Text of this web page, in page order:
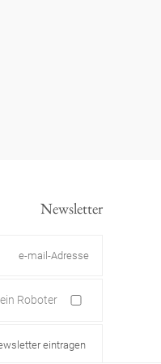
Newsletter
Roboter
eintragen